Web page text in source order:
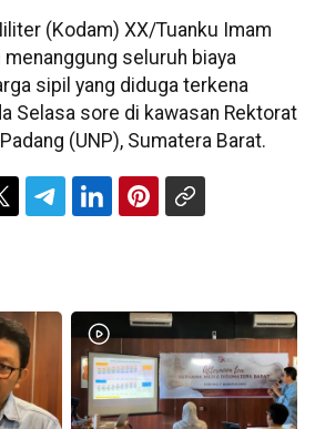
(Kodam) XX/Tuanku Imam
seluruh biaya
sipil yang diduga terkena
Selasa sore di kawasan Rektorat
(UNP), Sumatera Barat.